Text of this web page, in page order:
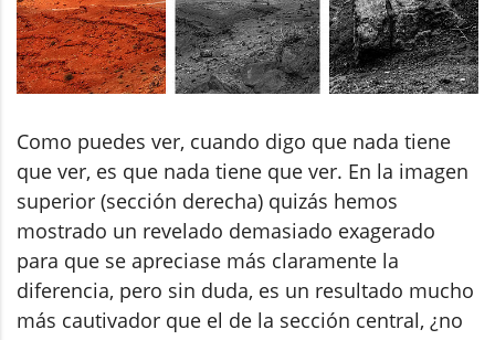
Como puedes ver, cuando digo que nada tiene
que ver, es que nada tiene que ver. En la imagen
superior (sección derecha) quizás hemos
mostrado un revelado demasiado exagerado
para que se apreciase más claramente la
diferencia, pero sin duda, es un resultado mucho
más cautivador que el de la sección central, ¿no